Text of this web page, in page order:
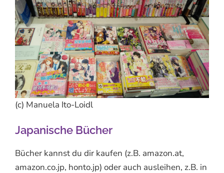
(c) Manuela Ito-Loidl
Japanische Bücher
Bücher kannst du dir kaufen (z.B. amazon.at,
amazon.co.jp, honto.jp) oder auch ausleihen, z.B. in